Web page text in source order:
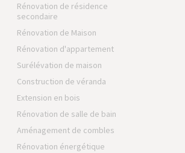
Rénovation de résidence
secondaire
Rénovation de Maison
Rénovation d'appartement
Surélévation de maison
Construction de véranda
Extension en bois
Rénovation de salle de bain
Aménagement de combles
Rénovation énergétique